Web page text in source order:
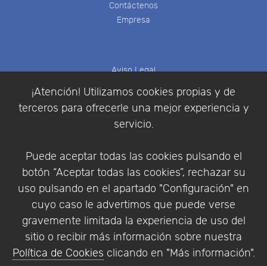
¡Atención! Utilizamos cookies propias y de
terceros para ofrecerle una mejor experiencia y
servicio.
Puede aceptar todas las cookies pulsando el
botón “Aceptar todas las cookies”, rechazar su
uso pulsando en el apartado "Configuración" en
cuyo caso le advertimos que puede verse
gravemente limitada la experiencia de uso del
sitio o recibir más información sobre nuestra
Política de Cookies clicando en "Más información".
Contáctenos
Empresa
Aviso Legal
Política de Privacidad
Condiciones de compra
Identificarse
Empresa|Aviso Legal| Política de Privacidad |
Política de Cookies
© Copyright 1994 - 2026. Addlink Software
Científico, S.L.